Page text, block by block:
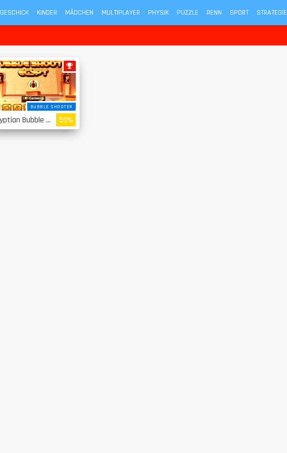
GESCHICK KINDER MÄDCHEN MULTIPLAYER PHYSIK PUZZLE RENN SPORT STRATEGIE
BUBBLE SHOOTER
Egyptian Bubble Shooter 59%